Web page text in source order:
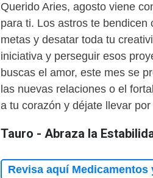
Querido Aries, agosto viene
para ti. Los astros te
metas y desatar toda tu
iniciativa y perseguir esos
buscas el amor, este mes se
las nuevas relaciones o el
a tu corazón y déjate llevar
Tauro - Abraza la
Revisa aquí